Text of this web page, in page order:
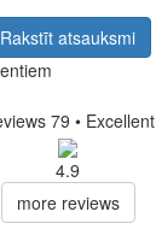
Rakstīt atsauksmi
79 • Excellent
4.9
more reviews